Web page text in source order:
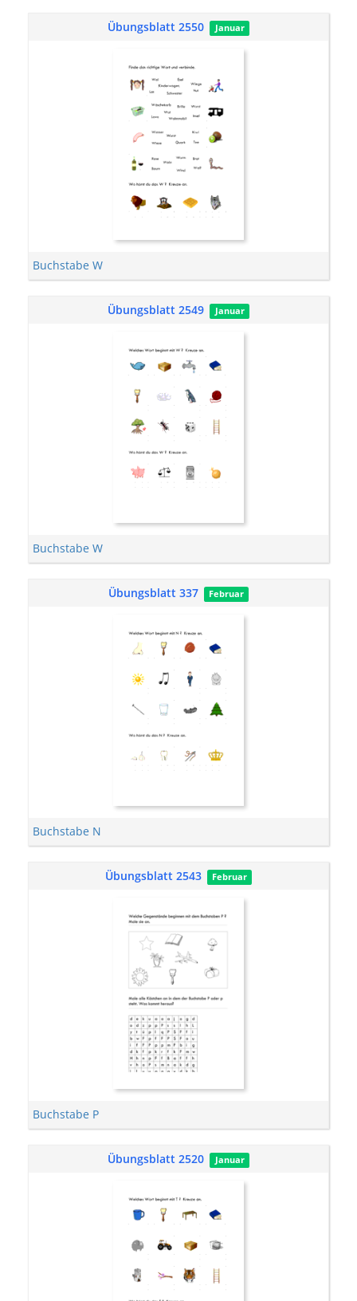
Übungsblatt 2550 Januar
Buchstabe W
Übungsblatt 2549 Januar
Buchstabe W
Übungsblatt 337 Februar
Buchstabe N
Übungsblatt 2543 Februar
Buchstabe P
Übungsblatt 2520 Januar